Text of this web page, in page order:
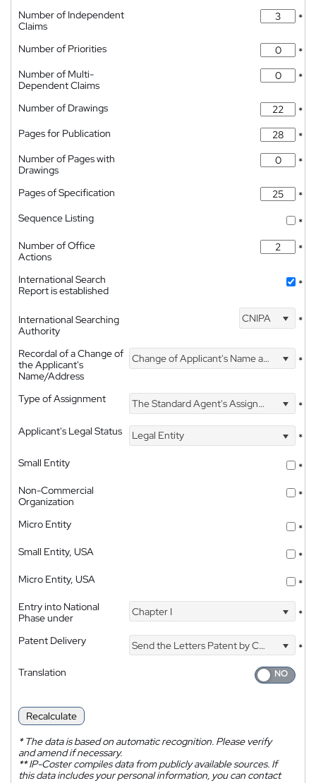
Number of Independent
Claims
*
Number of Priorities
*
Number of Multi-
Dependent Claims
*
Number of Drawings
*
Pages for Publication
*
Number of Pages with
Drawings
*
Pages of Specification
*
Sequence Listing
*
Number of Office
Actions
*
International Search
Report is established
*
International Searching
Authority
CNIPA *
Recordal of a Change of
the Applicant's
Name/Address
Change of Applicant's Name and Address *
Type of Assignment The Standard Agent's Assignment
*
Applicant's Legal Status
Legal Entity
*
Small Entity
*
Non-Commercial
Organization
*
Micro Entity
*
Small Entity, USA
*
Micro Entity, USA
*
Entry into National
Phase under
Chapter I *
Patent Delivery Send the Letters Patent by Courier
*
Translation
Recalculate
*The data is based on automatic recognition. Please verify
and amend if necessary.
**IP-Coster compiles data from publicly available sources. If
this data includes your personal information, you can contact